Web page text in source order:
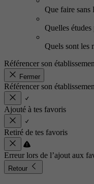
Que faire sans
Quelles
Quels sont les
Référencer son
Fermer
Référencer son
Ajouté à tes favoris
Retiré de tes favoris
Erreur lors de l’ajout aux
Retour